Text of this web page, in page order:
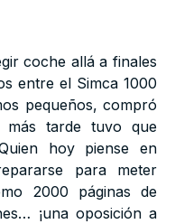
coche allá a finales
entre el Simca 1000
pequeños, compró
más tarde tuvo que
hoy piense en
para meter
2000 páginas de
¡una oposición a